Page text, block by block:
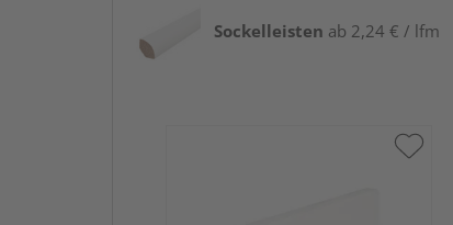
Sockelleisten ab 2,24 € / lfm